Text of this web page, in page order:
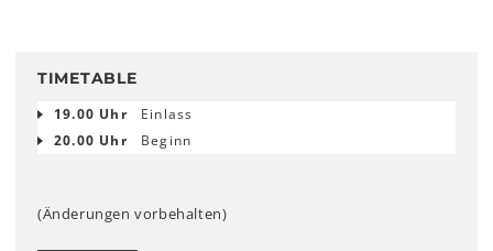
TIMETABLE
19.00 Uhr
Einlass
20.00 Uhr
Beginn
(Änderungen vorbehalten)